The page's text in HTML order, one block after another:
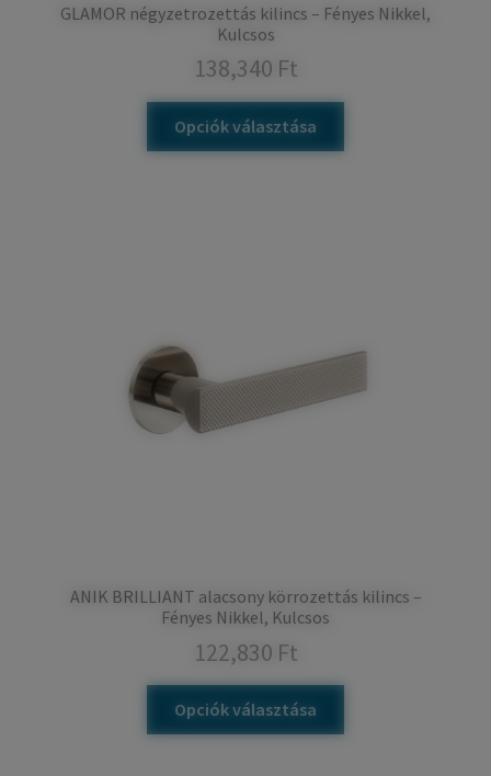
GLAMOR négyzetrozettás kilincs – Fényes Nikkel,
Kulcsos
138,340 Ft
Opciók választása
ANIK BRILLIANT alacsony körrozettás kilincs –
Fényes Nikkel, Kulcsos
122,830 Ft
Opciók választása